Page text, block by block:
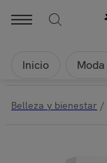
Inicio Moda
Belleza y bienestar /